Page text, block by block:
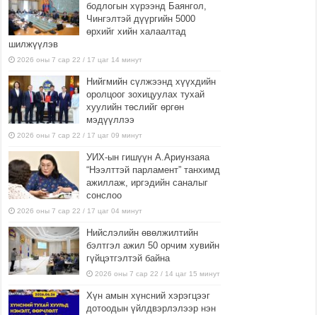
бодлогын хүрээнд Баянгол,
Чингэлтэй дүүргийн 5000
өрхийг хийн халаалтад
шилжүүлэв
2026 оны 7 сар 22 / 17 цаг 14 минут
Нийгмийн сүлжээнд хүүхдийн
оролцоог зохицуулах тухай
хуулийн төслийг өргөн
мэдүүллээ
2026 оны 7 сар 22 / 17 цаг 09 минут
УИХ-ын гишүүн А.Ариунзаяа
“Нээлттэй парламент” танхимд
ажиллаж, иргэдийн саналыг
сонслоо
2026 оны 7 сар 22 / 17 цаг 04 минут
Нийслэлийн өвөлжилтийн
бэлтгэл ажил 50 орчим хувийн
гүйцэтгэлтэй байна
2026 оны 7 сар 22 / 14 цаг 15 минут
Хүн амын хүнсний хэрэгцээг
дотоодын үйлдвэрлэлээр нэн